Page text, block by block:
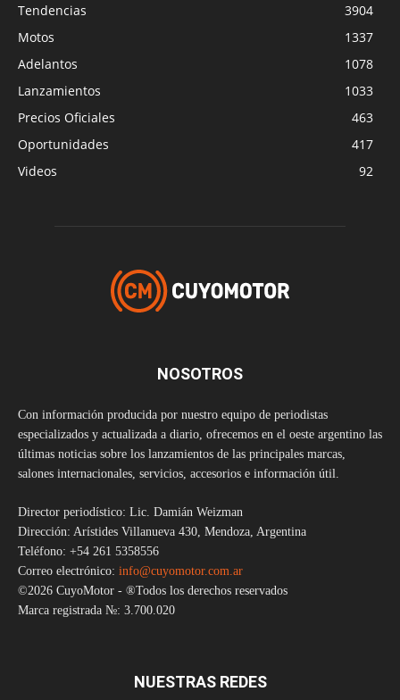
Tendencias
3904
Motos
1337
Adelantos
1078
Lanzamientos
1033
Precios Oficiales
463
Oportunidades
417
Videos
92
NOSOTROS
Con información producida por nuestro equipo de periodistas
especializados y actualizada a diario, ofrecemos en el oeste argentino las
últimas noticias sobre los lanzamientos de las principales marcas,
salones internacionales, servicios, accesorios e información útil.
Director periodístico: Lic. Damián Weizman
Dirección: Arístides Villanueva 430, Mendoza, Argentina
Teléfono: +54 261 5358556
Correo electrónico: info@cuyomotor.com.ar
©2026 CuyoMotor - ®Todos los derechos reservados
Marca registrada №: 3.700.020
NUESTRAS REDES